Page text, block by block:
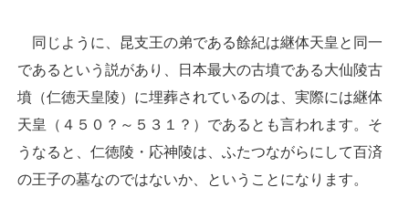
同じように、昆支王の弟である餘紀は継体天皇と同一
であるという説があり、日本最大の古墳である大仙陵古
墳（仁徳天皇陵）に埋葬されているのは、実際には継体
天皇（４５０？～５３１？）であるとも言われます。そ
うなると、仁徳陵・応神陵は、ふたつながらにして百済
の王子の墓なのではないか、ということになります。